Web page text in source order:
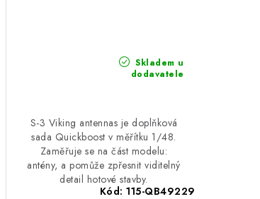
Skladem u
dodavatele
S-3 Viking antennas je doplňková
sada Quickboost v měřítku 1/48.
Zaměřuje se na část modelu:
antény, a pomůže zpřesnit viditelný
detail hotové stavby.
Kód:115-QB49229